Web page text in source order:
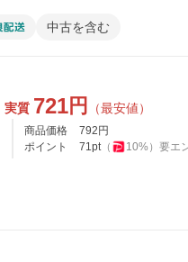
中古を含む
実質 721円 （最安値）
商品価格 792 円
ポイント
71pt（ 10%） 要エ